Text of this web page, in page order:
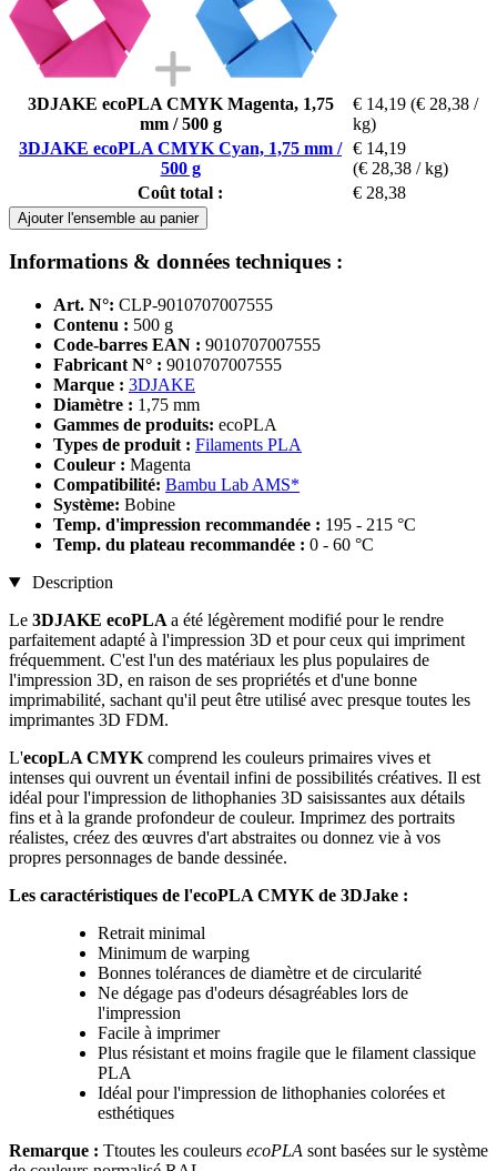
3DJAKE ecoPLA CMYK Magenta, 1,75
mm / 500 g
€ 14,19 (€ 28,38 /
kg)
3DJAKE ecoPLA CMYK Cyan, 1,75 mm /
500 g
€ 14,19
(€ 28,38 / kg)
Coût total :
€ 28,38
Ajouter l'ensemble au panier
Informations & données techniques :
Art. N°: CLP-9010707007555
Contenu : 500 g
Code-barres EAN : 9010707007555
Fabricant N° : 9010707007555
Marque : 3DJAKE
Diamètre : 1,75 mm
Gammes de produits: ecoPLA
Types de produit : Filaments PLA
Couleur : Magenta
Compatibilité: Bambu Lab AMS*
Système: Bobine
Temp. d'impression recommandée : 195 - 215 °C
Temp. du plateau recommandée : 0 - 60 °C
Description
Le 3DJAKE ecoPLA a été légèrement modifié pour le rendre
parfaitement adapté à l'impression 3D et pour ceux qui impriment
fréquemment. C'est l'un des matériaux les plus populaires de
l'impression 3D, en raison de ses propriétés et d'une bonne
imprimabilité, sachant qu'il peut être utilisé avec presque toutes les
imprimantes 3D FDM.
L'ecopLA CMYK comprend les couleurs primaires vives et
intenses qui ouvrent un éventail infini de possibilités créatives. Il est
idéal pour l'impression de lithophanies 3D saisissantes aux détails
fins et à la grande profondeur de couleur. Imprimez des portraits
réalistes, créez des œuvres d'art abstraites ou donnez vie à vos
propres personnages de bande dessinée.
Les caractéristiques de l'ecoPLA CMYK de 3DJake :
Retrait minimal
Minimum de warping
Bonnes tolérances de diamètre et de circularité
Ne dégage pas d'odeurs désagréables lors de
l'impression
Facile à imprimer
Plus résistant et moins fragile que le filament classique
PLA
Idéal pour l'impression de lithophanies colorées et
esthétiques
Remarque : Ttoutes les couleurs ecoPLA sont basées sur le système